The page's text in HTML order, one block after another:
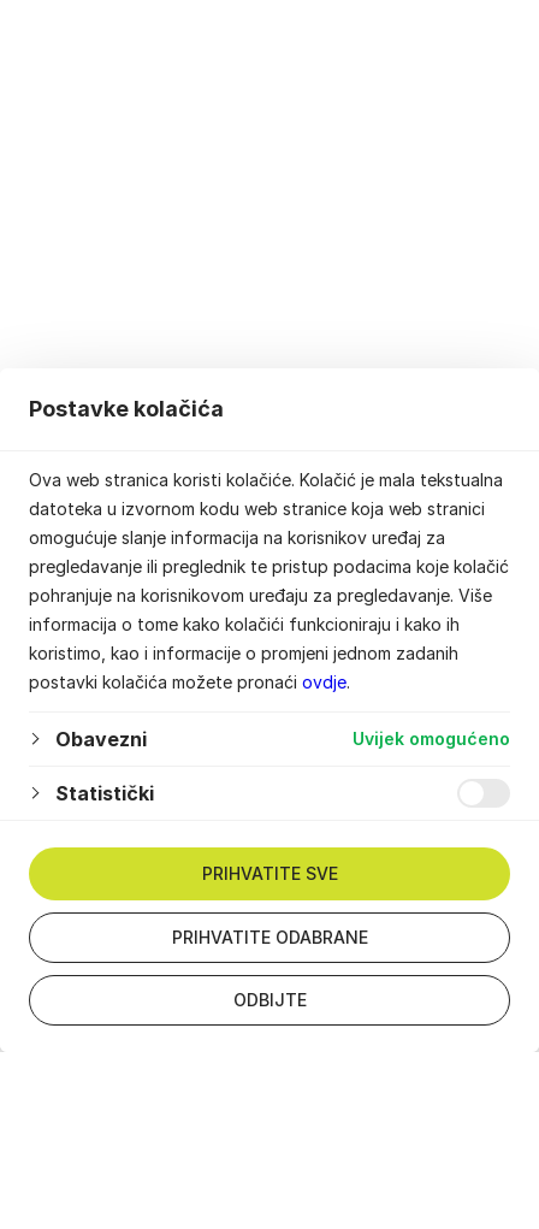
Postavke kolačića
Ova web stranica koristi kolačiće. Kolačić je mala tekstualna
datoteka u izvornom kodu web stranice koja web stranici
omogućuje slanje informacija na korisnikov uređaj za
pregledavanje ili preglednik te pristup podacima koje kolačić
pohranjuje na korisnikovom uređaju za pregledavanje. Više
informacija o tome kako kolačići funkcioniraju i kako ih
koristimo, kao i informacije o promjeni jednom zadanih
postavki kolačića možete pronaći ovdje.
Obavezni Uvijek omogućeno
Statistički
ODBIJTE
PRIHVATITE ODABRANE
PRIHVATITE SVE